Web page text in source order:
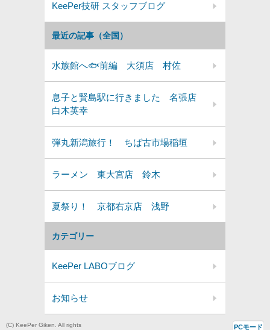
カテゴリー
KeePer LABOブログ
お知らせ
最近の記事（全国）
水族館へ🐟前編 大須店 村佐
息子と賢島駅に行きました 名張店
白木英幸
弾丸新潟旅行！ ちば古市場稲垣
ラーメン 東大宮店 鈴木
夏祭り！ 京都右京店 浅野
KeePer技研 スタッフブログ
(C) KeePer Giken. All rights PCモード